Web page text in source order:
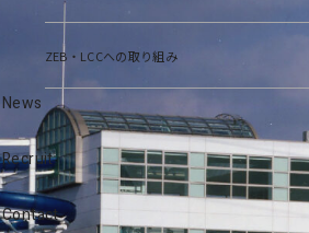
ZEB・LCCへの取り組み
News
Recruit
Contact